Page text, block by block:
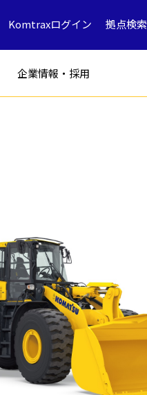
Komtraxログイン 拠点検索
農畜産・水産
アタッチメント
企業情報・採用